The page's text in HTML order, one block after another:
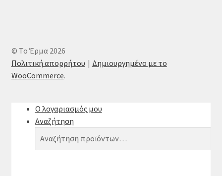
© Το Έρμα 2026
Πολιτική απορρήτου
Δημιουργημένο με το
WooCommerce.
Ο λογαριασμός μου
Αναζήτηση
Αναζήτηση
Αναζήτηση